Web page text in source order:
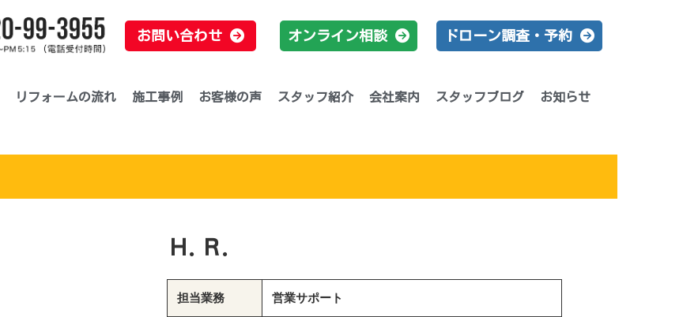
お問い合わせ オンライン相談 ドローン調査・予約
リフォームの流れ 施工事例 お客様の声 スタッフ紹介 会社案内 スタッフブログ お知らせ
Ｈ.Ｒ.
担当業務 営業サポート